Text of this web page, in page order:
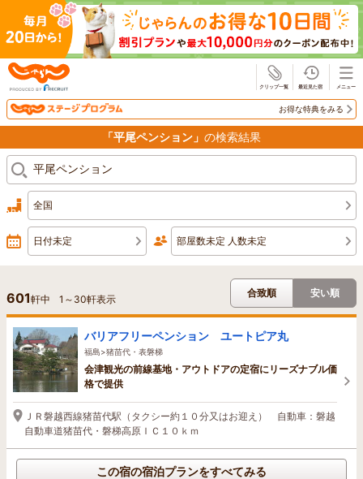
お得な特典をみる
「平尾ペンション」 の検索結果
全国
日付未定 部屋数未定 人数未定
601軒中 1 ～ 30軒表示
合致順 安い順
バリアフリーペンション ユートピア丸
福島>猪苗代・表磐梯
会津観光の前線基地・アウトドアの定宿にリーズナブル価
格で提供
ＪＲ磐越西線猪苗代駅（タクシー約１０分又はお迎え） 自動車：磐越
自動車道猪苗代・磐梯高原ＩＣ１０ｋｍ
この宿の宿泊プランをすべてみる